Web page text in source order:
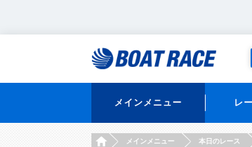
メインメニュー レ
HOMEメインメニュー 本日のレース